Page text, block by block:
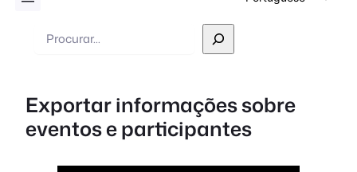
Spanish
Italian
Pesquisar
Exportar informações sobre
eventos e participantes